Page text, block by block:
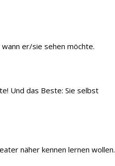
er/sie sehen möchte.
Und das Beste: Sie selbst
näher kennen lernen wollen.